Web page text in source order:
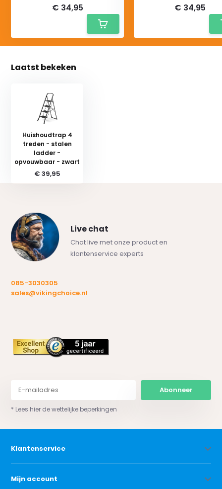
€ 34,95 € 34,95
Laatst bekeken
Huishoudtrap 4
treden - stalen
ladder -
opvouwbaar - zwart
€ 39,95
Live chat
Chat live met onze product en
klantenservice experts
085-3030305
sales@vikingchoice.nl
Abonneer
* Lees hier de wettelijke beperkingen
Klantenservice
Mijn account